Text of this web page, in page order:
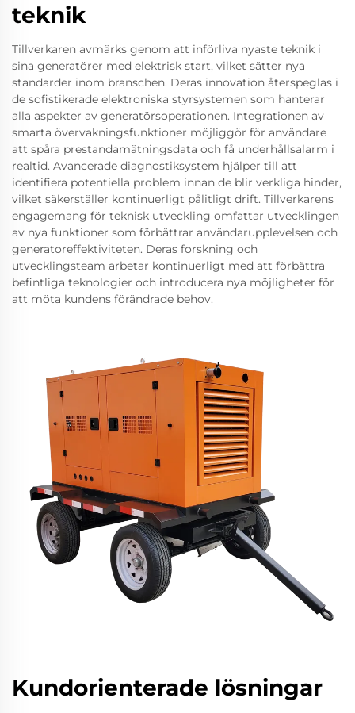
teknik
Tillverkaren avmärks genom att införliva nyaste teknik i
sina generatörer med elektrisk start, vilket sätter nya
standarder inom branschen. Deras innovation återspeglas i
de sofistikerade elektroniska styrsystemen som hanterar
alla aspekter av generatörsoperationen. Integrationen av
smarta övervakningsfunktioner möjliggör för användare
att spåra prestandamätningsdata och få underhållsalarm i
realtid. Avancerade diagnostiksystem hjälper till att
identifiera potentiella problem innan de blir verkliga hinder,
vilket säkerställer kontinuerligt pålitligt drift. Tillverkarens
engagemang för teknisk utveckling omfattar utvecklingen
av nya funktioner som förbättrar användarupplevelsen och
generatoreffektiviteten. Deras forskning och
utvecklingsteam arbetar kontinuerligt med att förbättra
befintliga teknologier och introducera nya möjligheter för
att möta kundens förändrade behov.
Kundorienterade lösningar